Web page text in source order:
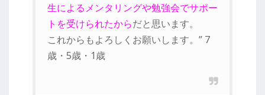
生によるメンタリングや勉強会でサポー
トを受けられたからだと思います。
これからもよろしくお願いします。” 7
歳・5歳・1歳